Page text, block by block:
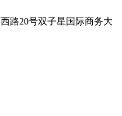
路20号双子星国际商务大